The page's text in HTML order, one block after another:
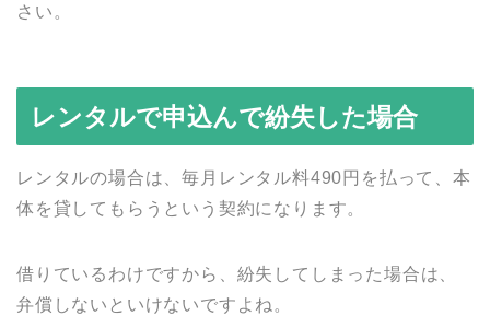
さい。
レンタルで申込んで紛失した場合
レンタルの場合は、毎月レンタル料490円を払って、本
体を貸してもらうという契約になります。
借りているわけですから、紛失してしまった場合は、
弁償しないといけないですよね。